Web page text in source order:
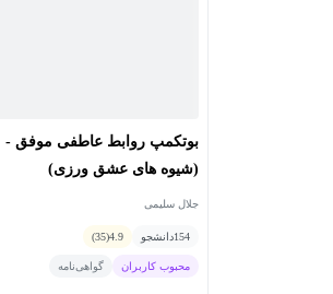
بوتکمپ روابط عاطفی موفق -
(شیوه های عشق ورزی)
جلال سلیمی
154دانشجو 4.9
(35)
محبوب کاربران گواهی‌نامه